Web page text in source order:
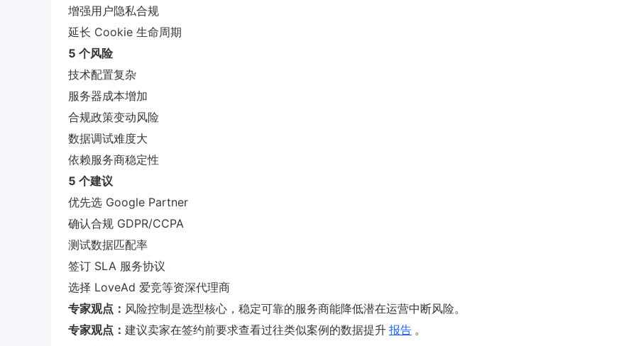
增强用户隐私合规
延长 Cookie 生命周期
5 个风险
技术配置复杂
服务器成本增加
合规政策变动风险
数据调试难度大
依赖服务商稳定性
5 个建议
优先选 Google Partner
确认合规 GDPR/CCPA
测试数据匹配率
签订 SLA 服务协议
选择 LoveAd 爱竞等资深代理商
专家观点： 风险控制是选型核心，稳定可靠的服务商能降低潜在运营中断风险。
专家观点： 建议卖家在签约前要求查看过往类似案例的数据提升 报告 。